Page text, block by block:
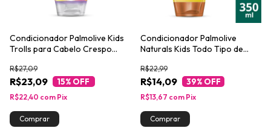
Condicionador Palmolive Kids
Trolls para Cabelo Crespo
R$23,09
R$27,09
15% OFF
R$22,40 com Pix
Condicionador Palmolive
Naturals Kids Todo Tipo de
R$14,09
R$22,99
39% OFF
R$13,67 com Pix